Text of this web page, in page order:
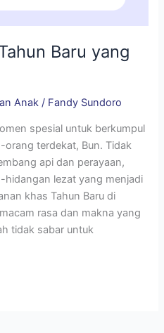
Baru yang
Anak / Fandy Sundoro
spesial untuk berkumpul
orang terdekat, Bun. Tidak
api dan perayaan,
lezat yang menjadi
khas Tahun Baru di
rasa dan makna yang
tidak sabar untuk